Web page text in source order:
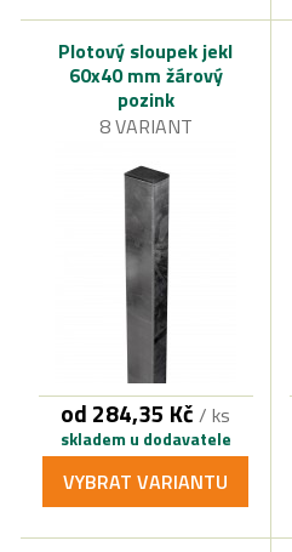
Plotový sloupek jekl
60x40 mm žárový
pozink
8 VARIANT
od 284,35 Kč / ks
skladem u dodavatele
VYBRAT VARIANTU